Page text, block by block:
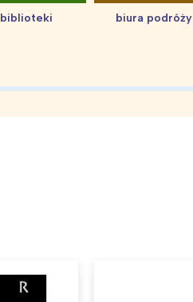
biblioteki biura podróży